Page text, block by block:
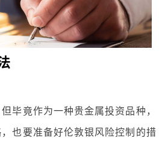
毕竟作为一种贵金属投资品种，
也要准备好伦敦银风险控制的措